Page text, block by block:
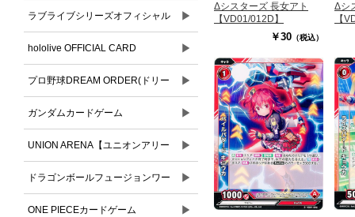
ラブライブシリーズオフィシャル
カードゲーム
▶
hololive OFFICIAL CARD
GAME(ホロライブオフィシャルカ
ードゲーム)
▶
プロ野球DREAM ORDER(ドリー
ムオーダー)
▶
ガンダムカードゲーム ▶
UNION ARENA【ユニオンアリー
ナ】
▶
ドラゴンボールフュージョンワー
ルド
▶
ONE PIECEカードゲーム ▶
Δシスターズ 長女アト
【VD01/012D】
￥30 （税込）
Δシ
【